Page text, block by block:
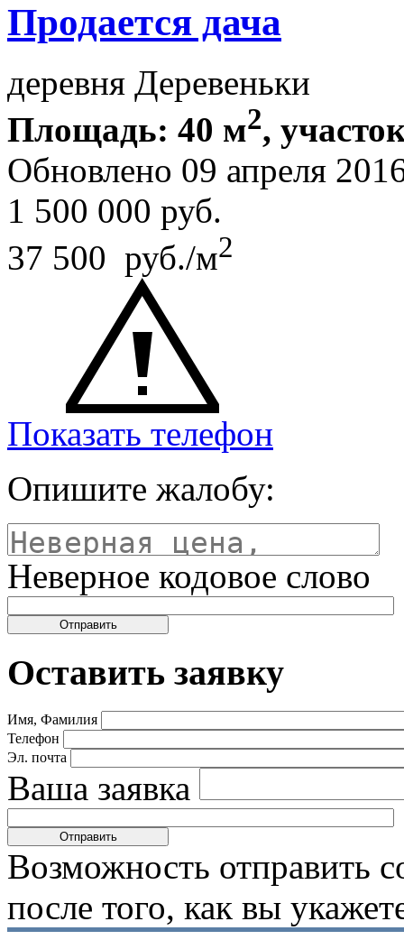
Продается дача
деревня Деревеньки
Площадь: 40 м2,
Обновлено 09 апреля
1 500 000 руб.
37 500 руб./м2
Показать телефон
Опишите жалобу:
Неверное кодовое слово
Оставить заявку
Имя, Фамилия
Телефон
Эл. почта
Ваша заявка
Возможность отправить
после того, как вы